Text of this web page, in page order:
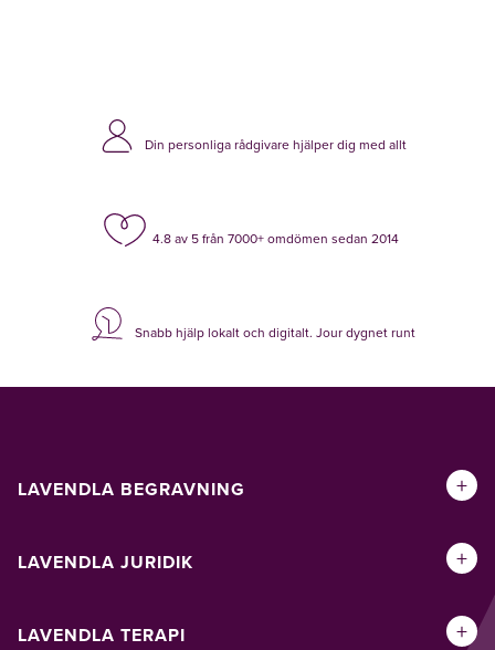
Din personliga rådgivare hjälper dig med allt
4.8 av 5 från 7000+ omdömen sedan 2014
Snabb hjälp lokalt och digitalt. Jour dygnet runt
LAVENDLA BEGRAVNING +
LAVENDLA JURIDIK +
LAVENDLA TERAPI +